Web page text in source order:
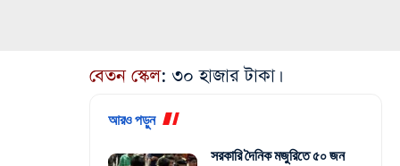
বেতন স্কেল: ৩০ হাজার টাকা।
আরও পড়ুন
সরকারি দৈনিক মজুরিতে ৫০ জন